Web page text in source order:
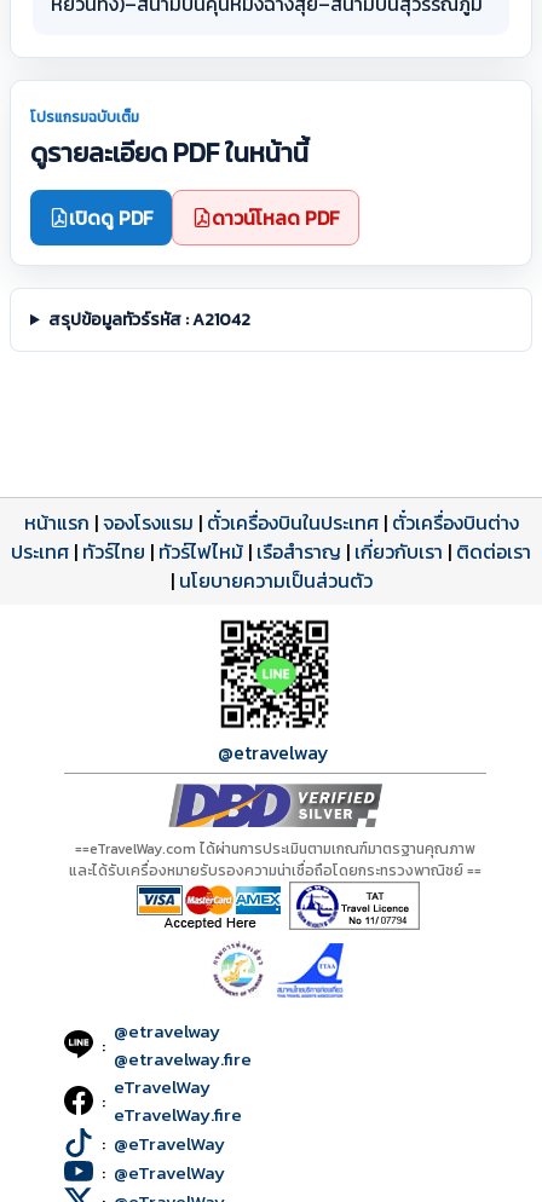
โปรแกรมฉบับเต็ม
ดูรายละเอียด PDF ในหน้านี้
เปิดดู PDF ดาวน์โหลด PDF
สรุปข้อมูลทัวร์รหัส : A21042
โปรแกรมทัวร์
ดาวน์โหลด PDF
รีวิวลูกค้าจริง
รีวิวจาก eTravelWay
เปิดหน้าเต็ม
ใบอนุญาตนำเที่ยว
เลขที่ 11/11450
เปิดหน้าเต็ม
หน้าแรก |จองโรงแรม | ตั๋วเครื่องบินในประเทศ| ตั๋วเครื่องบินต่าง
ประเทศ | ทัวร์ไทย | ทัวร์ไฟไหม้ | เรือสำราญ | เกี่ยวกับเรา | ติดต่อเรา
| นโยบายความเป็นส่วนตัว
@etravelway
==eTravelWay.com ได้ผ่านการประเมินตามเกณฑ์มาตรฐานคุณภาพ
และได้รับเครื่องหมายรับรองความน่าเชื่อถือโดยกระทรวงพาณิชย์ ==
: @etravelway
@etravelway.fire
: eTravelWay
eTravelWay.fire
: @eTravelWay
: @eTravelWay